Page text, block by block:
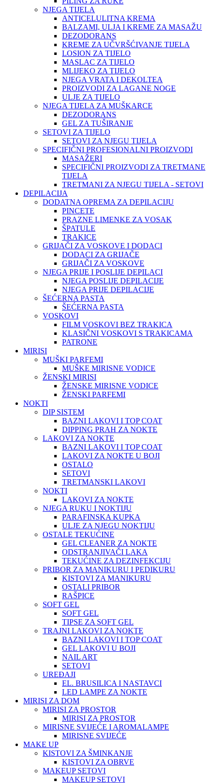
NJEGA TIJELA
ANTICELULITNA KREMA
BALZAMI, ULJA I KREME ZA MASAŽU
DEZODORANS
KREME ZA UČVRŠĆIVANJE TIJELA
LOSION ZA TIJELO
MASLAC ZA TIJELO
MLIJEKO ZA TIJELO
NJEGA VRATA I DEKOLTEA
PROIZVODI ZA LAGANE NOGE
ULJE ZA TIJELO
NJEGA TIJELA ZA MUŠKARCE
DEZODORANS
GEL ZA TUŠIRANJE
SETOVI ZA TIJELO
SETOVI ZA NJEGU TIJELA
SPECIFIČNI PROFESIONALNI PROIZVODI
MASAŽERI
SPECIFIČNI PROIZVODI ZA TRETMANE
TIJELA
TRETMANI ZA NJEGU TIJELA - SETOVI
DEPILACIJA
DODATNA OPREMA ZA DEPILACIJU
PINCETE
PRAZNE LIMENKE ZA VOSAK
ŠPATULE
TRAKICE
GRIJAČI ZA VOSKOVE I DODACI
DODACI ZA GRIJAČE
GRIJAČI ZA VOSKOVE
NJEGA PRIJE I POSLIJE DEPILACI
NJEGA POSLIJE DEPILACIJE
NJEGA PRIJE DEPILACIJE
ŠEĆERNA PASTA
ŠEĆERNA PASTA
VOSKOVI
FILM VOSKOVI BEZ TRAKICA
KLASIČNI VOSKOVI S TRAKICAMA
PATRONE
MIRISI
MUŠKI PARFEMI
MUŠKE MIRISNE VODICE
ŽENSKI MIRISI
ŽENSKE MIRISNE VODICE
ŽENSKI PARFEMI
NOKTI
DIP SISTEM
BAZNI LAKOVI I TOP COAT
DIPPING PRAH ZA NOKTE
LAKOVI ZA NOKTE
BAZNI LAKOVI I TOP COAT
LAKOVI ZA NOKTE U BOJI
OSTALO
SETOVI
TRETMANSKI LAKOVI
NOKTI
LAKOVI ZA NOKTE
NJEGA RUKU I NOKTIJU
PARAFINSKA KUPKA
ULJE ZA NJEGU NOKTIJU
OSTALE TEKUĆINE
GEL CLEANER ZA NOKTE
ODSTRANJIVAČI LAKA
TEKUĆINE ZA DEZINFEKCIJU
PRIBOR ZA MANIKURU I PEDIKURU
KISTOVI ZA MANIKURU
OSTALI PRIBOR
RAŠPICE
SOFT GEL
SOFT GEL
TIPSE ZA SOFT GEL
TRAJNI LAKOVI ZA NOKTE
BAZNI LAKOVI I TOP COAT
GEL LAKOVI U BOJI
NAIL ART
SETOVI
UREĐAJI
EL. BRUSILICA I NASTAVCI
LED LAMPE ZA NOKTE
MIRISI ZA DOM
MIRISI ZA PROSTOR
MIRISI ZA PROSTOR
MIRISNE SVIJEĆE I AROMALAMPE
MIRISNE SVIJEĆE
MAKE UP
KISTOVI ZA ŠMINKANJE
KISTOVI ZA OBRVE
MAKEUP SETOVI
MAKEUP SETOVI